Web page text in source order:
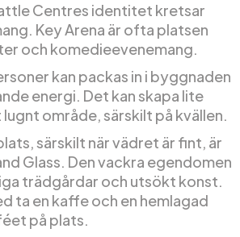
Centres identitet kretsar
Key Arena är ofta platsen
och komedieevenemang.
kan packas in i byggnaden
energi. Det kan skapa lite
område, särskilt på kvällen.
särskilt när vädret är fint, är
Glass. Den vackra egendomen
trädgårdar och utsökt konst.
ta en kaffe och en hemlagad
på plats.